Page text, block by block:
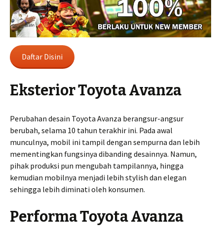
Daftar Disini
Eksterior Toyota Avanza
Perubahan desain Toyota Avanza berangsur-angsur
berubah, selama 10 tahun terakhir ini. Pada awal
munculnya, mobil ini tampil dengan sempurna dan lebih
mementingkan fungsinya dibanding desainnya. Namun,
pihak produksi pun mengubah tampilannya, hingga
kemudian mobilnya menjadi lebih stylish dan elegan
sehingga lebih diminati oleh konsumen.
Performa Toyota Avanza